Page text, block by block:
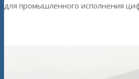
для промышленного исполнения